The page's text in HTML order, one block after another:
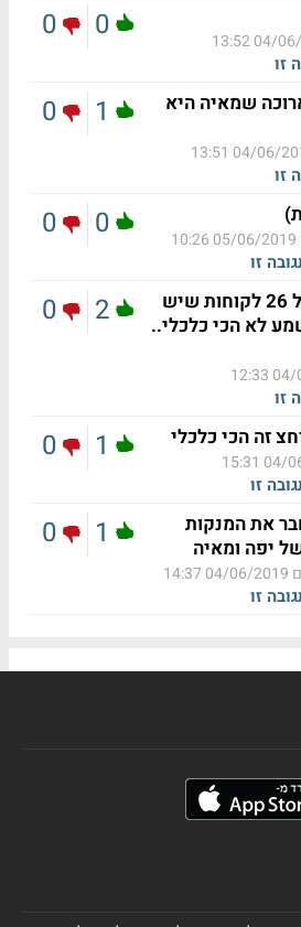
04/06/
זו
0
0
שמאיה היא
04/06/2019
זו
1
0
05/06/2019 10:26
זו
0
0
18 עובדים על 26 לקוחות שיש
לא הכי כלכלי..
04/
זו
2
0
זה הכי כלכלי
04/06/
זו
1
0
את המנקות
יפה ומאיה
04/06/2019 14:37
זו
1
0